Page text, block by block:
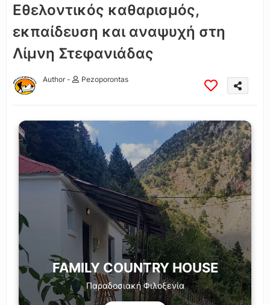
Εθελοντικός καθαρισμός,
εκπαίδευση και αναψυχή στη
Λίμνη Στεφανιάδας
Author - Pezoporontas
FAMILY COUNTRY HOUSE
Παραδοσιακή Φιλοξενία